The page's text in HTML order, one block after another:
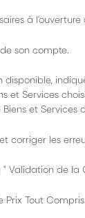
à
son compte.
et Services
et Services
corriger les
" Validation de la
Prix Tout Compris.